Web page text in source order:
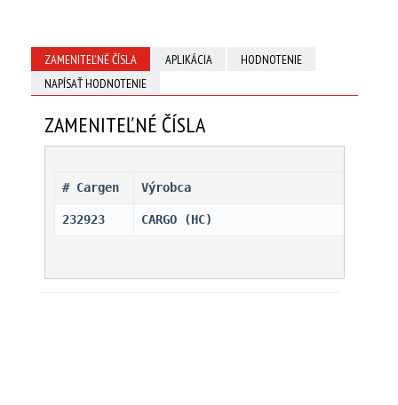
ZAMENITEĽNÉ ČÍSLA APLIKÁCIA
HODNOTENIE
NAPÍSAŤ HODNOTENIE
ZAMENITEĽNÉ ČÍSLA
# Cargen Výrobca
232923 CARGO (HC)